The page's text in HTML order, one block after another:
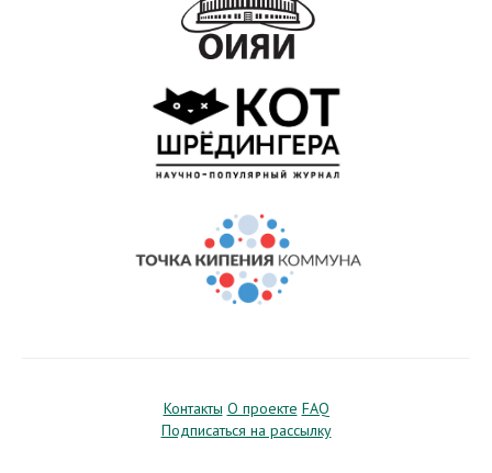
Контакты О проекте FAQ
Подписаться на рассылку